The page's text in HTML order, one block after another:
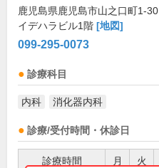
鹿児島県鹿児島市山之口町1-30
イデハラビル1階 [地図]
099-295-0073
診療科目
内科 消化器内科
診療/受付時間・休診日
診療時間 月 火